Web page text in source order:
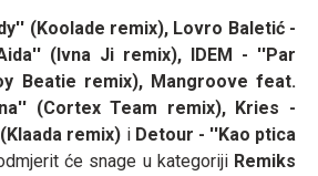
(Koolade remix), Lovro Baletić -
(Ivna Ji remix), IDEM - ''Par
Beatie remix), Mangroove feat.
(Cortex Team remix), Kries -
remix) iDetour - ''Kao ptica
će snage u kategoriji Remiks